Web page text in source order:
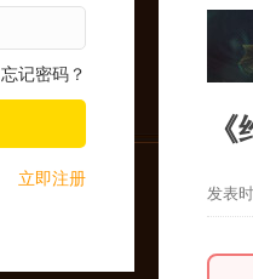
发表
忘记密码？
立即注册